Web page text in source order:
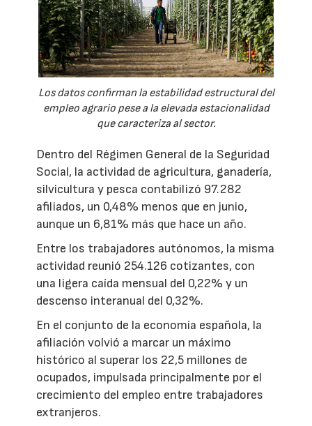
Los datos confirman la estabilidad estructural del
empleo agrario pese a la elevada estacionalidad
que caracteriza al sector.
Dentro del Régimen General de la Seguridad
Social, la actividad de agricultura, ganadería,
silvicultura y pesca contabilizó 97.282
afiliados, un 0,48% menos que en junio,
aunque un 6,81% más que hace un año.
Entre los trabajadores autónomos, la misma
actividad reunió 254.126 cotizantes, con
una ligera caída mensual del 0,22% y un
descenso interanual del 0,32%.
En el conjunto de la economía española, la
afiliación volvió a marcar un máximo
histórico al superar los 22,5 millones de
ocupados, impulsada principalmente por el
crecimiento del empleo entre trabajadores
extranjeros.